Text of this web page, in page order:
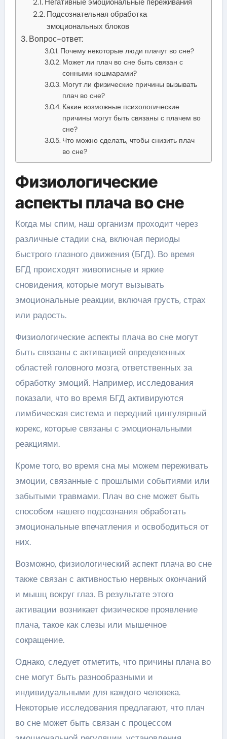
Подсознательная обработка
эмоциональных блоков
Вопрос-ответ:
Почему некоторые люди плачут во сне?
Может ли плач во сне быть связан с
сонными кошмарами?
Могут ли физические причины вызывать
плач во сне?
Какие возможные психологические
причины могут быть связаны с плачем во
сне?
Что можно сделать, чтобы снизить плач
во сне?
Физиологические
аспекты плача во сне
Когда мы спим, наш организм проходит через
различные стадии сна, включая периоды
быстрого глазного движения (БГД). Во время
БГД происходят живописные и яркие
сновидения, которые могут вызывать
эмоциональные реакции, включая грусть, страх
или радость.
Физиологические аспекты плача во сне могут
быть связаны с активацией определенных
областей головного мозга, ответственных за
обработку эмоций. Например, исследования
показали, что во время БГД активируются
лимбическая система и передний цингулярный
корекс, которые связаны с эмоциональными
реакциями.
Кроме того, во время сна мы можем переживать
эмоции, связанные с прошлыми событиями или
забытыми травмами. Плач во сне может быть
способом нашего подсознания обработать
эмоциональные впечатления и освободиться от
них.
Возможно, физиологический аспект плача во сне
также связан с активностью нервных окончаний
и мышц вокруг глаз. В результате этого
активации возникает физическое проявление
плача, такое как слезы или мышечное
сокращение.
Однако, следует отметить, что причины плача во
сне могут быть разнообразными и
индивидуальными для каждого человека.
Некоторые исследования предлагают, что плач
во сне может быть связан с процессом